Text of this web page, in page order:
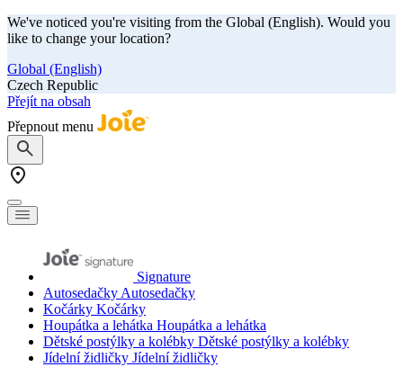
We've noticed you're visiting from the Global (English). Would you
like to change your location?
Global (English)
Czech Republic
Přejít na obsah
Přepnout menu
Signature
Autosedačky Autosedačky
Kočárky Kočárky
Houpátka a lehátka Houpátka a lehátka
Dětské postýlky a kolébky Dětské postýlky a kolébky
Jídelní židličky Jídelní židličky